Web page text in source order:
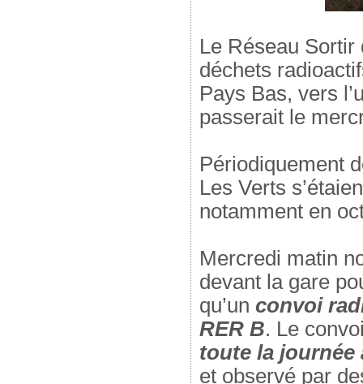
Le Réseau Sortir
déchets
Pays Bas, vers
passerait le
Périodiquement
Les Verts
notamment en
Mercredi matin
devant la gare
qu’un convoi
RER B. Le
toute la journée
et observé par